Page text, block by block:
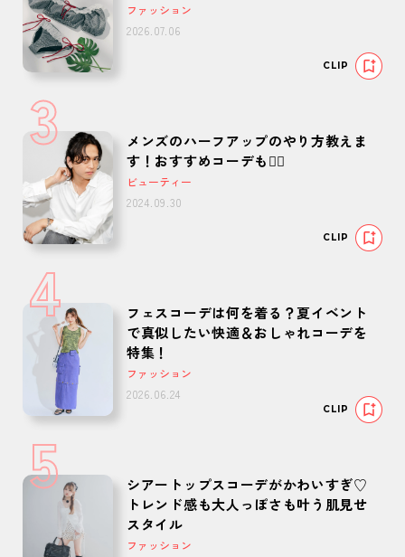
ファッション
2026.07.06
CLIP
3
メンズのハーフアップのやり方教えま
す！おすすめコーデも🙆‍♂️
ビューティー
2024.09.30
CLIP
4
フェスコーデは何を着る？夏イベント
で真似したい快適＆おしゃれコーデを
特集！
ファッション
2026.06.24
CLIP
5
シアートップスコーデがかわいすぎ♡
トレンド感も大人っぽさも叶う肌見せ
スタイル
ファッション